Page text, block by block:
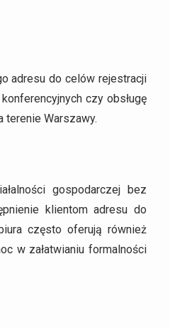
adresu do celów rejestracji
czy obsługę
terenie Warszawy.
gospodarczej bez
klientom adresu do
często oferują również
w załatwianiu formalności